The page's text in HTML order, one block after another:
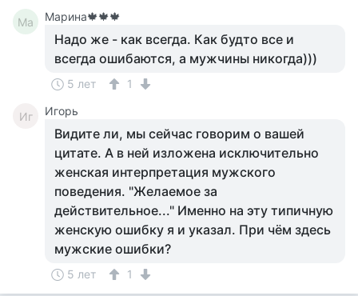
Ма Марина🍁🍁🍁
Надо же - как всегда. Как будто все и
всегда ошибаются, а мужчины никогда)))
5 лет 1
Иг Игорь
Видите ли, мы сейчас говорим о вашей
цитате. А в ней изложена исключительно
женская интерпретация мужского
поведения. "Желаемое за
действительное..." Именно на эту типичную
женскую ошибку я и указал. При чём здесь
мужские ошибки?
5 лет 1